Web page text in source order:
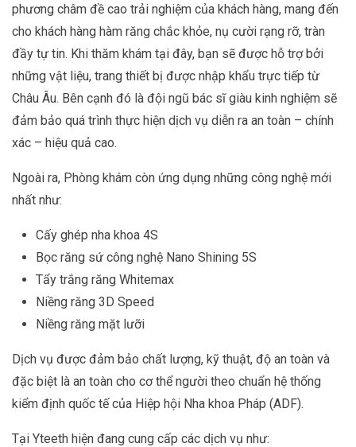
phương châm đề cao trải nghiệm của khách hàng, mang đến
cho khách hàng hàm răng chắc khỏe, nụ cười rạng rỡ, tràn
đầy tự tin. Khi thăm khám tại đây, bạn sẽ được hỗ trợ bởi
những vật liệu, trang thiết bị được nhập khẩu trực tiếp từ
Châu Âu. Bên cạnh đó là đội ngũ bác sĩ giàu kinh nghiệm sẽ
đảm bảo quá trình thực hiện dịch vụ diễn ra an toàn – chính
xác – hiệu quả cao.
Ngoài ra, Phòng khám còn ứng dụng những công nghệ mới
nhất như:
Cấy ghép nha khoa 4S
Bọc răng sứ công nghệ Nano Shining 5S
Tẩy trắng răng Whitemax
Niềng răng 3D Speed
Niềng răng mặt lưỡi
Dịch vụ được đảm bảo chất lượng, kỹ thuật, độ an toàn và
đặc biệt là an toàn cho cơ thể người theo chuẩn hệ thống
kiểm định quốc tế của Hiệp hội Nha khoa Pháp (ADF).
Tại Yteeth hiện đang cung cấp các dịch vụ như: